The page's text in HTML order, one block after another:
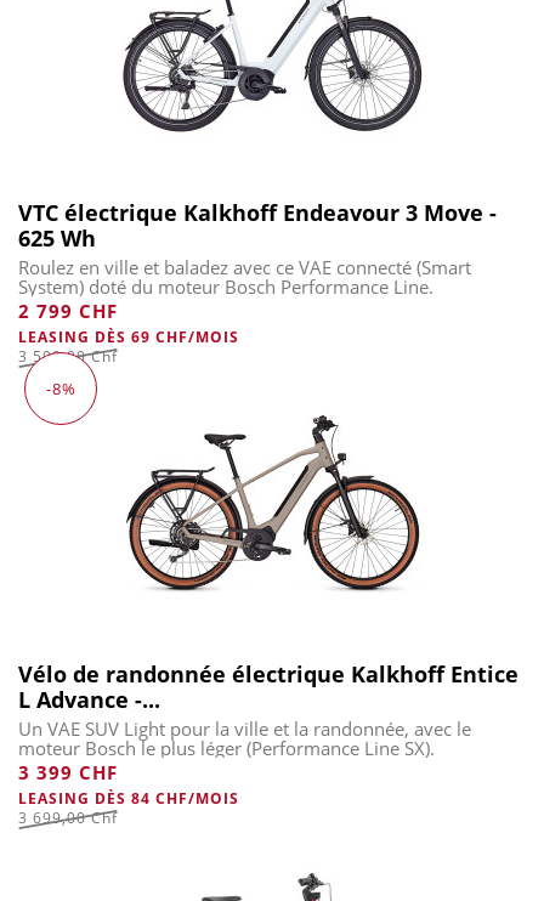
VTC électrique Kalkhoff Endeavour 3 Move -
625 Wh
Roulez en ville et baladez avec ce VAE connecté (Smart
System) doté du moteur Bosch Performance Line.
2 799 CHF
LEASING DÈS 69 CHF/MOIS
3 599,00 Chf
-8%
Vélo de randonnée électrique Kalkhoff Entice
L Advance -...
Un VAE SUV Light pour la ville et la randonnée, avec le
moteur Bosch le plus léger (Performance Line SX).
3 399 CHF
LEASING DÈS 84 CHF/MOIS
3 699,00 Chf